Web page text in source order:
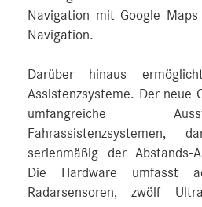
Navigation mit Google Maps
Navigation.
Darüber hinaus
Assistenzsysteme. Der neue
umfangreiche
Fahrassistenzsystemen,
serienmäßig der Abstands-
Die Hardware umfasst
Radarsensoren, zwölf